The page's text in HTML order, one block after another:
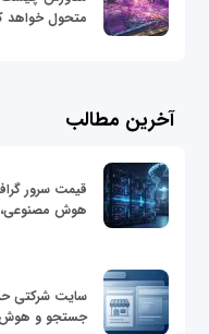
متحول خواهد
آخرین مطالب
هوش مصنوعی،
سایت شرکتی
جستجو و